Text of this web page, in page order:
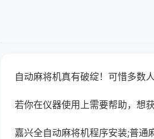
自动麻将机真有破绽！可惜多数
若你在仪器使用上需要帮助，想
嘉兴全自动麻将机程序安装;普通